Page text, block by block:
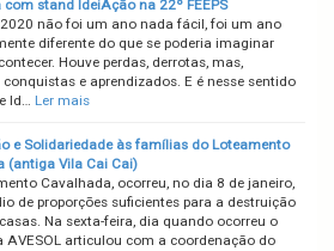
com stand IdeiAção na 22º FEEPS
não foi um ano nada fácil, foi um ano
diferente do que se poderia imaginar
Houve perdas, derrotas, mas,
e aprendizados. E é nesse sentido
Id… Ler mais
e Solidariedade às famílias do Loteamento
(antiga Vila Cai Cai)
Cavalhada, ocorreu, no dia 8 de janeiro,
de proporções suficientes para a destruição
Na sexta-feira, dia quando ocorreu o
AVESOL articulou com a coordenação do